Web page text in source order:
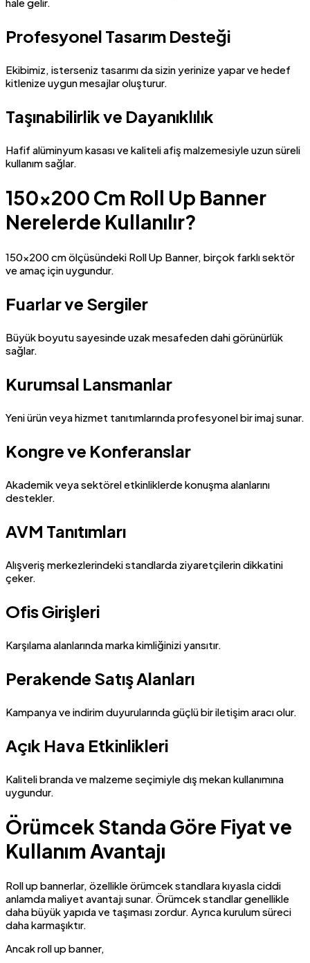
Profesyonel Tasarım Desteği
Ekibimiz, isterseniz tasarımı da sizin yerinize yapar ve hedef
kitlenize uygun mesajlar oluşturur.
Taşınabilirlik ve Dayanıklılık
Hafif alüminyum kasası ve kaliteli afiş malzemesiyle uzun süreli
kullanım sağlar.
150×200 Cm Roll Up Banner
Nerelerde Kullanılır?
150×200 cm ölçüsündeki Roll Up Banner, birçok farklı sektör
ve amaç için uygundur.
Fuarlar ve Sergiler
Büyük boyutu sayesinde uzak mesafeden dahi görünürlük
sağlar.
Kurumsal Lansmanlar
Yeni ürün veya hizmet tanıtımlarında profesyonel bir imaj sunar.
Kongre ve Konferanslar
Akademik veya sektörel etkinliklerde konuşma alanlarını
destekler.
AVM Tanıtımları
Alışveriş merkezlerindeki standlarda ziyaretçilerin dikkatini
çeker.
Ofis Girişleri
Karşılama alanlarında marka kimliğinizi yansıtır.
Perakende Satış Alanları
Kampanya ve indirim duyurularında güçlü bir iletişim aracı olur.
Açık Hava Etkinlikleri
Kaliteli branda ve malzeme seçimiyle dış mekan kullanımına
uygundur.
Örümcek Standa Göre Fiyat ve
Kullanım Avantajı
Roll up bannerlar, özellikle örümcek standlara kıyasla ciddi
anlamda maliyet avantajı sunar. Örümcek standlar genellikle
daha büyük yapıda ve taşıması zordur. Ayrıca kurulum süreci
daha karmaşıktır.
Ancak roll up banner,